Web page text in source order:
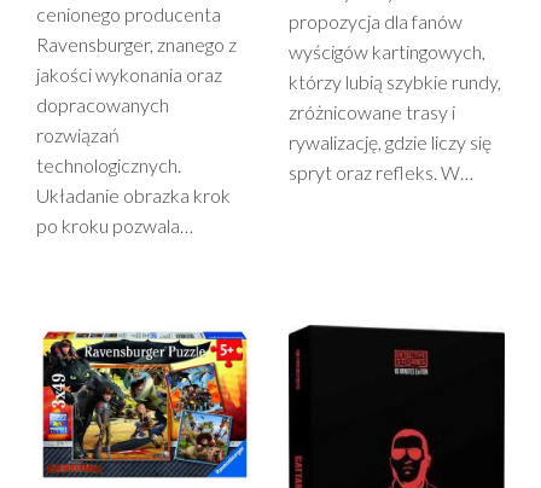
cenionego producenta
Ravensburger, znanego z
jakości wykonania oraz
dopracowanych
rozwiązań
technologicznych.
Układanie obrazka krok
po kroku pozwala…
propozycja dla fanów
wyścigów kartingowych,
którzy lubią szybkie rundy,
zróżnicowane trasy i
rywalizację, gdzie liczy się
spryt oraz refleks. W…